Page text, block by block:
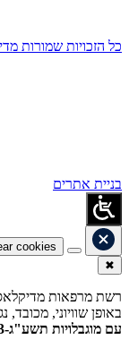
כל הזכויות שמורות
בניית אתרים
cookies
✖
רשת מרפאות
באופן שוויוני,
עם מוגבלויות תשע"ג-2013